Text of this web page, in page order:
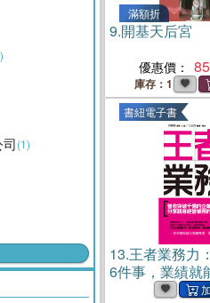
(1)
滿額折
9.開基天后宮
優惠價： 85
庫存：1
書紐電子書
13.王者業務力
6件事，業績就